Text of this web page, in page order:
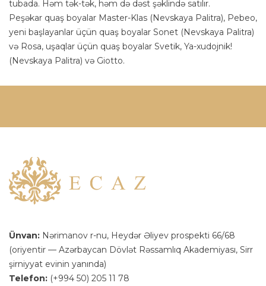
tubada. Həm tək-tək, həm də dəst şəklində satılır.
Peşəkar quaş boyalar Master-Klas (Nevskaya Palitra), Pebeo,
yeni başlayanlar üçün quaş boyalar Sonet (Nevskaya Palitra)
və Rosa, uşaqlar üçün quaş boyalar Svetik, Ya-xudojnik!
(Nevskaya Palitra) və Giotto.
Ünvan: Nərimanov r-nu, Heydər Əliyev prospekti 66/68
(oriyentir — Azərbaycan Dövlət Rəssamlıq Akademiyası, Sirr
şirniyyat evinin yanında)
Telefon: (+994 50) 205 11 78